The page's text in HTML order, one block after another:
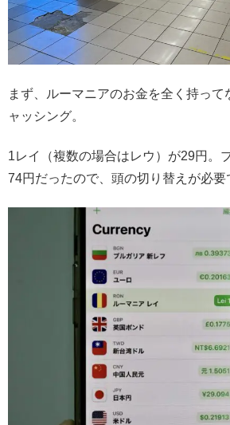
まず、ルーマニアのお金を全く持って
ャッシング。
1レイ（複数の場合はレウ）が29円。
74円だったので、頭の切り替えが必要